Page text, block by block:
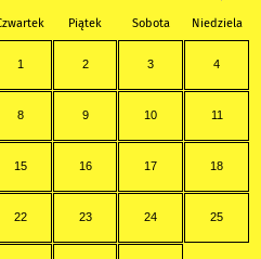
Piątek Sobota Niedziela
1 2 3 4
8 9 10 11
15 16 17 18
22 23 24 25